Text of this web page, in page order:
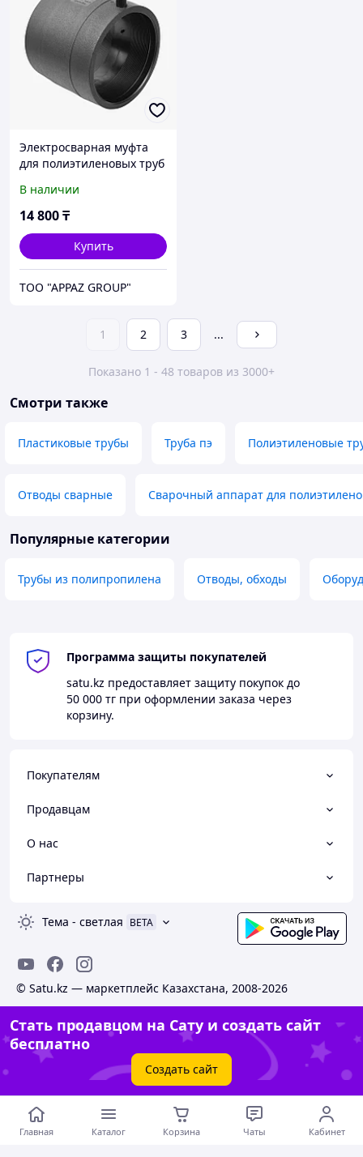
Электросварная муфта
для полиэтиленовых труб
В наличии
14 800₸
Купить
TOO "APPAZ GROUP"
1 2 3 ...
Показано 1 - 48 товаров из 3000+
Смотри также
Пластиковые трубы Труба пэ Полиэтиленовые
Отводы сварные Сварочный аппарат для
Популярные категории
Трубы из полипропилена Отводы, обходы
Программа защиты покупателей
satu.kz предоставляет защиту покупок до
50 000 тг при оформлении заказа через
корзину.
Покупателям
Продавцам
О нас
Партнеры
Тема - светлая BETA
© Satu.kz — маркетплейс Казахстана, 2008-2026
Стать продавцом на Сату и создать сайт
бесплатно
Создать сайт
Главная Каталог Корзина Чаты Кабинет